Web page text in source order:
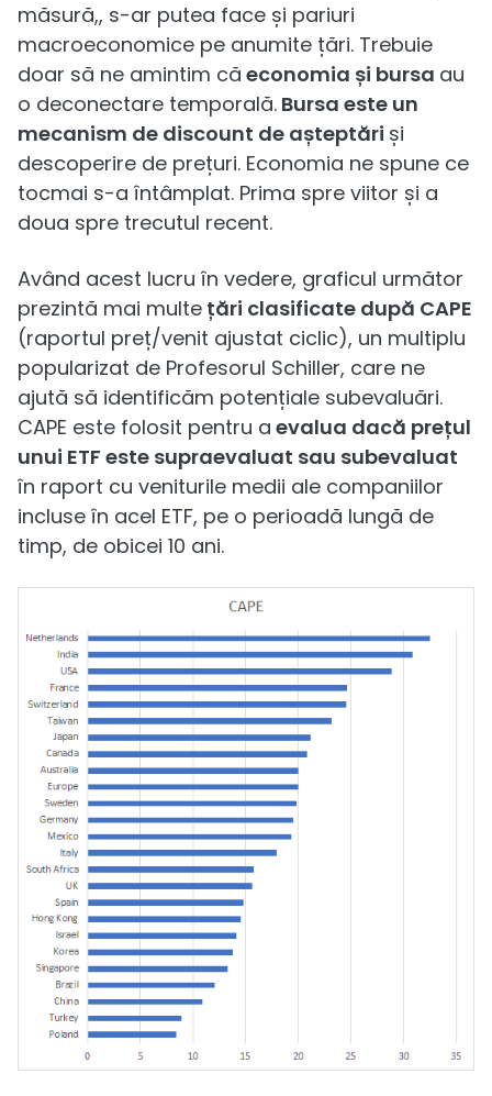
măsură,, s-ar putea face și pariuri
macroeconomice pe anumite țări. Trebuie
doar să ne amintim că economia și bursa au
o deconectare temporală. Bursa este un
mecanism de discount de așteptări și
descoperire de prețuri. Economia ne spune ce
tocmai s-a întâmplat. Prima spre viitor și a
doua spre trecutul recent.
Având acest lucru în vedere, graficul următor
prezintă mai multe țări clasificate după CAPE
(raportul preț/venit ajustat ciclic), un multiplu
popularizat de Profesorul Schiller, care ne
ajută să identificăm potențiale subevaluări.
CAPE este folosit pentru a evalua dacă prețul
unui ETF este supraevaluat sau subevaluat
în raport cu veniturile medii ale companiilor
incluse în acel ETF, pe o perioadă lungă de
timp, de obicei 10 ani.